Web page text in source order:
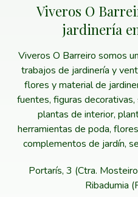
Viveros O
jardinería
Viveros O Barreiro somos
trabajos de jardinería y
flores y material de
fuentes, figuras
plantas de interior,
herramientas de poda,
complementos de jardín,
Portarís, 3 (Ctra.
Ribadumia